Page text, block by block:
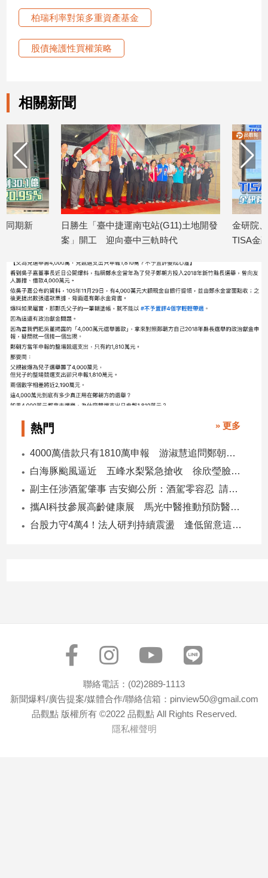
柏瑞利率對策多重資產基金
股債掩護性買權策略
相關新聞
日勝生「臺中捷運南屯站(G11)土地開發
案」開工 迎向臺中三軌時代
金研院、集保、投信
TISA金融教育 將辦
熱門 » 更多
4000萬借款只有1810萬申報 游淑慧追問鄭朝方：2190萬差額去哪了
白海豚颱風逼近 五峰水梨緊急搶收 徐欣瑩臉書急呼「搶救五峰水梨」
副主任涉酒駕肇事 吉安鄉公所：酒駕零容忍 請辭獲准
攜AI科技參展高齡健康展 馬光中醫推動預防醫學迎接長壽新經濟
台股力守4萬4！法人研判持續震盪 逢低留意這些族群
聯絡電話：(02)2889-1113
新聞爆料/廣告提案/媒體合作/聯絡信箱：pinview50@gmail.com
品觀點 版權所有 ©2022 品觀點 All Rights Reserved.
隱私權聲明